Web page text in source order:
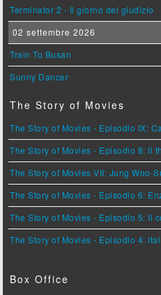
Terminator 2 - Il giorno del giudizio
02 settembre 2026
Train To Busan
Sunny Dancer
The Story of Movies
The Story of Movies - Episodio IX:
The Story of Movies - Episodio 8: Il
The Story of Movies VII: Jung Woo-
The Story of Movies - Episodio 6:
The Story of Movies - Episodio 5: Il
The Story of Movies - Episodio 4:
Box Office